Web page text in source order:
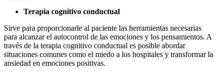
Terapia cognitivo conductual
Sirve para proporcionarle al paciente las herramientas necesarias
para alcanzar el autocontrol de las emociones y los pensamientos. A
través de la terapia cognitivo conductual es posible abordar
situaciones comunes como el miedo a los hospitales y transformar la
ansiedad en emociones positivas.